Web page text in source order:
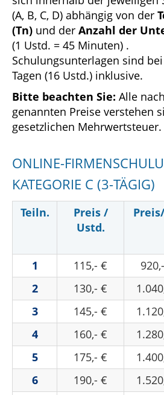
(A, B, C, D) abhängig von der
(Tn) und der Anzahl der
(1 Ustd. = 45 Minuten) .
Schulungsunterlagen sind
Tagen (16 Ustd.) inklusive.
Bitte beachten Sie: Alle
genannten Preise verstehen
gesetzlichen Mehrwertsteuer.
ONLINE-
KATEGORIE C (3-TÄGIG)
Teiln.
Preis /
Ustd.
1
115,- €
2
130,- €
3
145,- €
4
160,- €
5
175,- €
6
190,- €